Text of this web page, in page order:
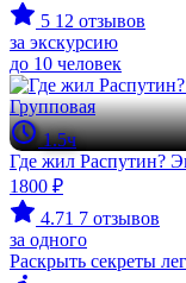
5 12 отзывов
за экскурсию
до 10 человек
Групповая
1.5ч
Где жил Распутин?
1800 ₽
4.71 7 отзывов
за одного
Раскрыть секреты